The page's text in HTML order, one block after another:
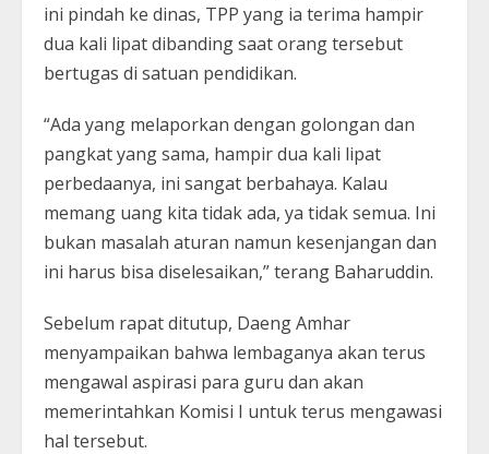
ini pindah ke dinas, TPP yang ia terima hampir
dua kali lipat dibanding saat orang tersebut
bertugas di satuan pendidikan.
“Ada yang melaporkan dengan golongan dan
pangkat yang sama, hampir dua kali lipat
perbedaanya, ini sangat berbahaya. Kalau
memang uang kita tidak ada, ya tidak semua. Ini
bukan masalah aturan namun kesenjangan dan
ini harus bisa diselesaikan,” terang Baharuddin.
Sebelum rapat ditutup, Daeng Amhar
menyampaikan bahwa lembaganya akan terus
mengawal aspirasi para guru dan akan
memerintahkan Komisi I untuk terus mengawasi
hal tersebut.